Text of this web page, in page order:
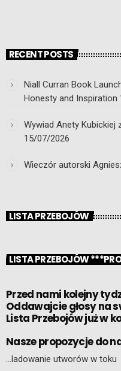
RECENT POSTS
Niall Curran Book
Honesty and Inspiration
Wywiad Anety Kubickiej
15/07/2026
Wieczór autorski
LISTA PRZEBOJÓW
LISTA PRZEBOJÓW
Przed nami kolejny
Oddawajcie głosy na
Lista Przebojów już w
Nasze propozycje do
…ladowanie utworów w toku